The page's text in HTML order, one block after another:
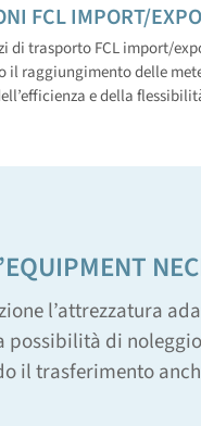
FCL IMPORT/
di trasporto FCL import/
il raggiungimento delle
e della
l’attrezzatura
possibilità di
il trasferimento